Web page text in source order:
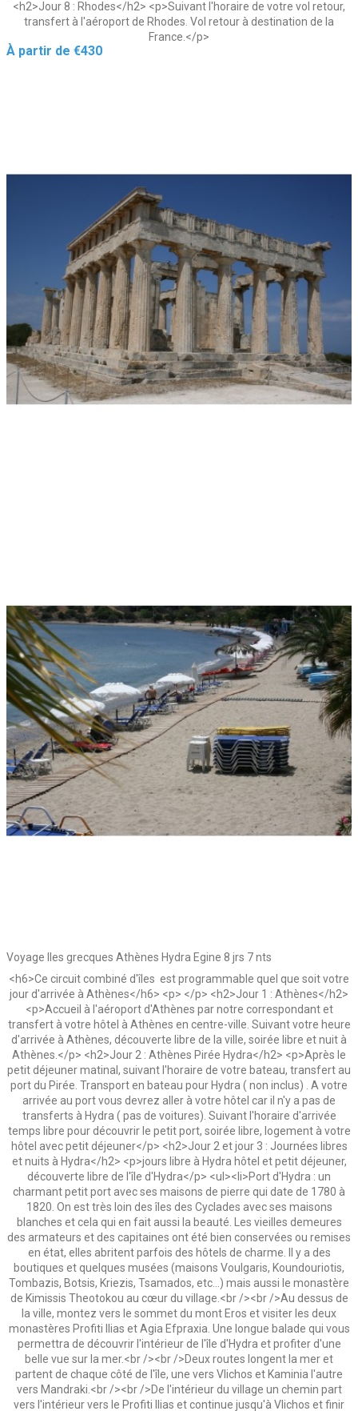
<h2>Jour 8 : Rhodes</h2> <p>Suivant l'horaire de votre vol retour,
transfert à l'aéroport de Rhodes. Vol retour à destination de la
France.</p>
Price
À partir de €430
Voyage Iles grecques Athènes Hydra Egine 8 jrs 7 nts
<h6>Ce circuit combiné d'îles est programmable quel que soit votre
jour d'arrivée à Athènes</h6> <p> </p> <h2>Jour 1 : Athènes</h2>
<p>Accueil à l'aéroport d'Athènes par notre correspondant et
transfert à votre hôtel à Athènes en centre-ville. Suivant votre heure
d'arrivée à Athènes, découverte libre de la ville, soirée libre et nuit à
Athènes.</p> <h2>Jour 2 : Athènes Pirée Hydra</h2> <p>Après le
petit déjeuner matinal, suivant l'horaire de votre bateau, transfert au
port du Pirée. Transport en bateau pour Hydra ( non inclus) . A votre
arrivée au port vous devrez aller à votre hôtel car il n'y a pas de
transferts à Hydra ( pas de voitures). Suivant l'horaire d'arrivée
temps libre pour découvrir le petit port, soirée libre, logement à votre
hôtel avec petit déjeuner</p> <h2>Jour 2 et jour 3 : Journées libres
et nuits à Hydra</h2> <p>jours libre à Hydra hôtel et petit déjeuner,
découverte libre de l'île d'Hydra</p> <ul><li>Port d'Hydra : un
charmant petit port avec ses maisons de pierre qui date de 1780 à
1820. On est très loin des îles des Cyclades avec ses maisons
blanches et cela qui en fait aussi la beauté. Les vieilles demeures
des armateurs et des capitaines ont été bien conservées ou remises
en état, elles abritent parfois des hôtels de charme. Il y a des
boutiques et quelques musées (maisons Voulgaris, Koundouriotis,
Tombazis, Botsis, Kriezis, Tsamados, etc...) mais aussi le monastère
de Kimissis Theotokou au cœur du village.<br /><br />Au dessus de
la ville, montez vers le sommet du mont Eros et visiter les deux
monastères Profiti Ilias et Agia Efpraxia. Une longue balade qui vous
permettra de découvrir l'intérieur de l'île d'Hydra et profiter d'une
belle vue sur la mer.<br /><br />Deux routes longent la mer et
partent de chaque côté de l'île, une vers Vlichos et Kaminia l'autre
vers Mandraki.<br /><br />De l'intérieur du village un chemin part
vers l'intérieur vers le Profiti Ilias et continue jusqu'à Vlichos et finir